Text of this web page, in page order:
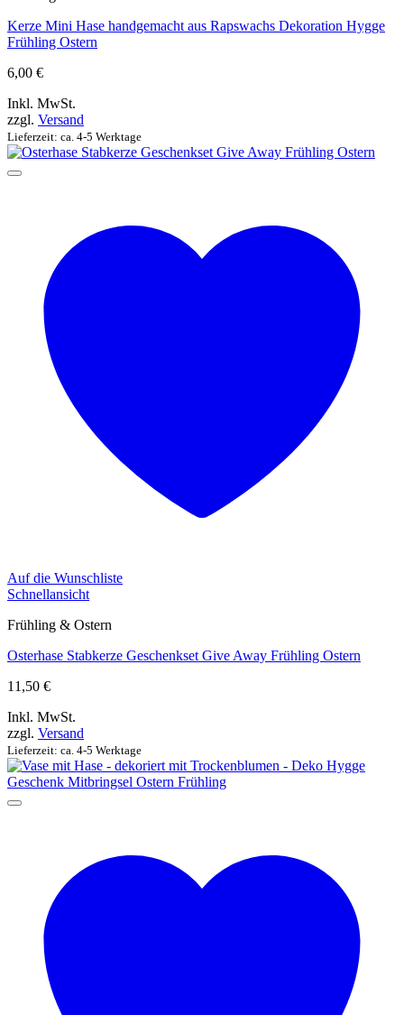
Kerze Mini Hase handgemacht aus Rapswachs Dekoration Hygge
Frühling Ostern
6,00 €
Inkl. MwSt.
zzgl. Versand
Lieferzeit: ca. 4-5 Werktage
Auf die Wunschliste
Schnellansicht
Frühling & Ostern
Osterhase Stabkerze Geschenkset Give Away Frühling Ostern
11,50 €
Inkl. MwSt.
zzgl. Versand
Lieferzeit: ca. 4-5 Werktage